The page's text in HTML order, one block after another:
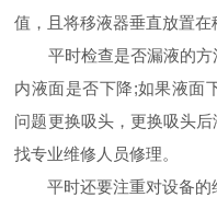
值，且将移液器垂直放置在
平时检查是否漏液的方
内液面是否下降;如果液面
问题更换吸头，更换吸头后
找专业维修人员修理。
平时还要注重对设备的